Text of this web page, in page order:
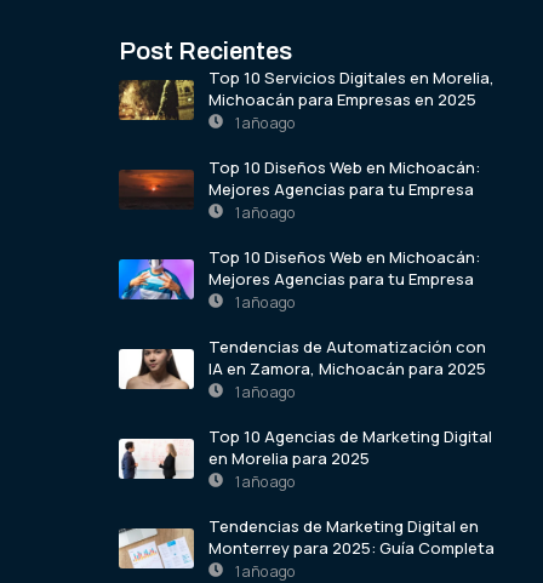
Post Recientes
Top 10 Servicios Digitales en Morelia,
Michoacán para Empresas en 2025
1 año ago
Top 10 Diseños Web en Michoacán:
Mejores Agencias para tu Empresa
1 año ago
Top 10 Diseños Web en Michoacán:
Mejores Agencias para tu Empresa
1 año ago
Tendencias de Automatización con
IA en Zamora, Michoacán para 2025
1 año ago
Top 10 Agencias de Marketing Digital
en Morelia para 2025
1 año ago
Tendencias de Marketing Digital en
Monterrey para 2025: Guía Completa
1 año ago